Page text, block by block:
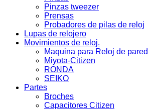
Pinzas tweezer
Prensas
Probadores de pilas de reloj
Lupas de relojero
Movimientos de reloj.
Maquina para Reloj de pared
Miyota-Citizen
RONDA
SEIKO
Partes
Broches
Capacitores Citizen